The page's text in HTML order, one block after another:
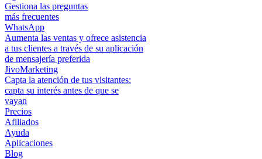
Gestiona las preguntas
más frecuentes
WhatsApp
Aumenta las ventas y ofrece asistencia
a tus clientes a través de su aplicación
de mensajería preferida
JivoMarketing
Capta la atención de tus visitantes:
capta su interés antes de que se
vayan
Precios
Afiliados
Ayuda
Aplicaciones
Blog